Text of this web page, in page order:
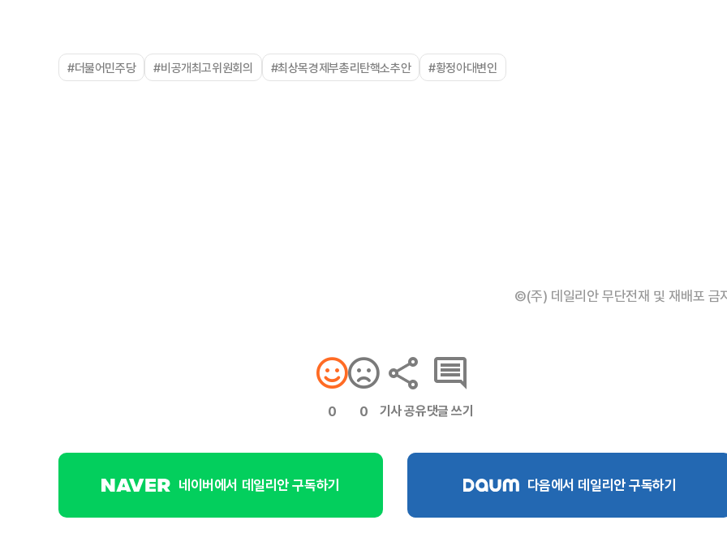
#더불어민주당 #비공개최고위원회의 #최상목경제부총리탄핵소추안 #황정아대변인
©(주) 데일리안 무단전재 및 재배포 금
0 0 기사 공유댓글 쓰기
네이버에서 데일리안 구독하기 다음에서 데일리안 구독하기